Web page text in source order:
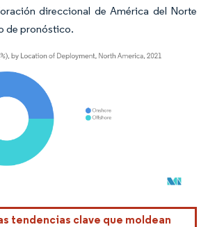
direccional de América del Norte
de pronóstico.
El uso requiere atribución según CC BY 4.0.
tendencias clave que moldean